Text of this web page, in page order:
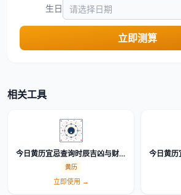
生日
立即测算
相关工具
今日黄历宜忌查询时辰吉凶与财神
方位
黄历
立即使用 →
今日黄历